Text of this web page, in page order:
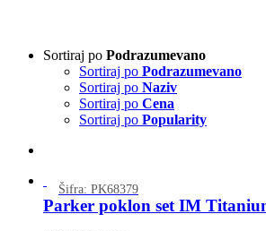
Sortiraj po Podrazumevano
Sortiraj po Podrazumevano
Sortiraj po Naziv
Sortiraj po Cena
Sortiraj po Popularity
Šifra: PK68379
Parker poklon set IM